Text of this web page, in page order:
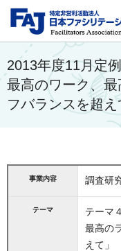
2013年度11月定
最高のワーク、
フバランスを超え
事業内容 調査研
テーマ
テーマ
最高の
えて」